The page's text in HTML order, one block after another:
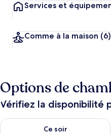
Services et
Comme à la maison (6)
Options de
Vérifiez la disponibilité
Ce soir
Vérifier la disponibilité pour